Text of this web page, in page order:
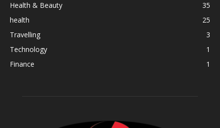
Health & Beauty
35
health
25
Travelling
3
Technology
1
Finance
1